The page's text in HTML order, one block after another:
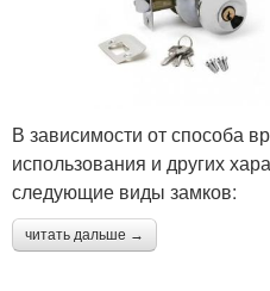
В зависимости от способа
использования и других
следующие виды замков:
читать дальше →